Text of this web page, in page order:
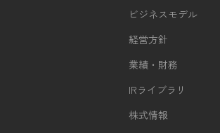
ビジネスモデル
経営方針
業績・財務
IRライブラリ
株式情報